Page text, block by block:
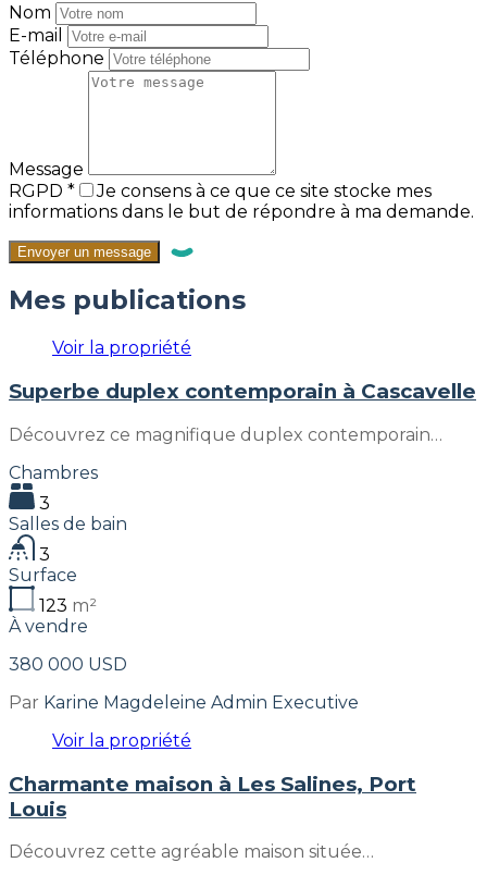
Nom
E-mail
Téléphone
Message
RGPD *
Je consens à ce que ce site stocke mes
informations dans le but de répondre à ma demande.
Mes publications
Voir la propriété
Superbe duplex contemporain à Cascavelle
Découvrez ce magnifique duplex contemporain…
Chambres
3
Salles de bain
3
Surface
123 m²
À vendre
380 000 USD
Par Karine Magdeleine Admin Executive
Voir la propriété
Charmante maison à Les Salines, Port
Louis
Découvrez cette agréable maison située…